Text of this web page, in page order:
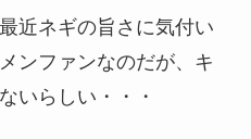
近ネギの旨さに気付い
ンファンなのだが、キ
いらしい・・・